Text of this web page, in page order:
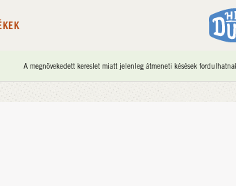
A megnövekedett kereslet miatt jelenleg átmeneti késések